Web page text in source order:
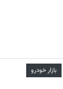
بازار خودرو